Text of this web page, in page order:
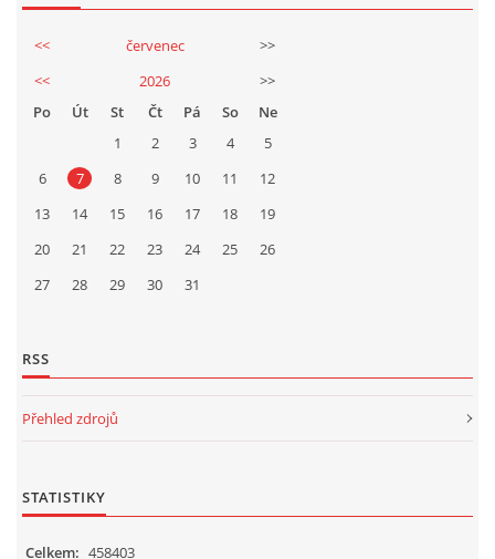
<< červenec
>>
<<
2026
>>
Po
Út St Čt Pá So
Ne
1
2 3 4
5
6
7 8 9 10 11
12
13
14 15 16 17 18
19
20
21 22 23 24 25
26
27
28 29 30 31
RSS
Přehled zdrojů
STATISTIKY
Celkem: 458403